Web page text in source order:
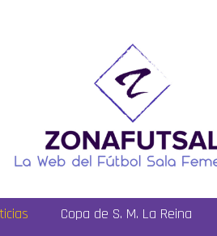
Copa de S. M. La Reina